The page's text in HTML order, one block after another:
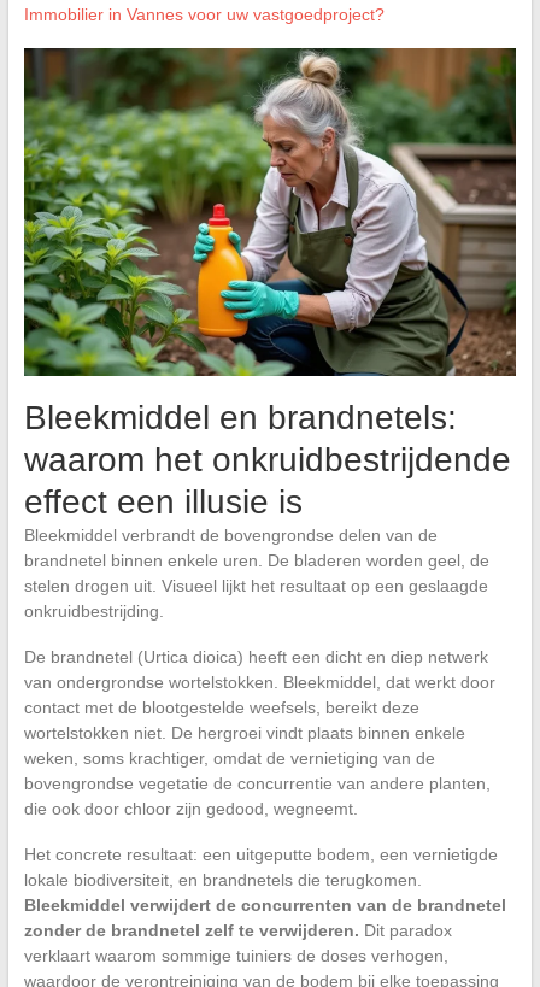
Immobilier in Vannes voor uw vastgoedproject?
Bleekmiddel en brandnetels:
waarom het onkruidbestrijdende
effect een illusie is
Bleekmiddel verbrandt de bovengrondse delen van de
brandnetel binnen enkele uren. De bladeren worden geel, de
stelen drogen uit. Visueel lijkt het resultaat op een geslaagde
onkruidbestrijding.
De brandnetel (Urtica dioica) heeft een dicht en diep netwerk
van ondergrondse wortelstokken. Bleekmiddel, dat werkt door
contact met de blootgestelde weefsels, bereikt deze
wortelstokken niet. De hergroei vindt plaats binnen enkele
weken, soms krachtiger, omdat de vernietiging van de
bovengrondse vegetatie de concurrentie van andere planten,
die ook door chloor zijn gedood, wegneemt.
Het concrete resultaat: een uitgeputte bodem, een vernietigde
lokale biodiversiteit, en brandnetels die terugkomen.
Bleekmiddel verwijdert de concurrenten van de brandnetel
zonder de brandnetel zelf te verwijderen. Dit paradox
verklaart waarom sommige tuiniers de doses verhogen,
waardoor de verontreiniging van de bodem bij elke toepassing